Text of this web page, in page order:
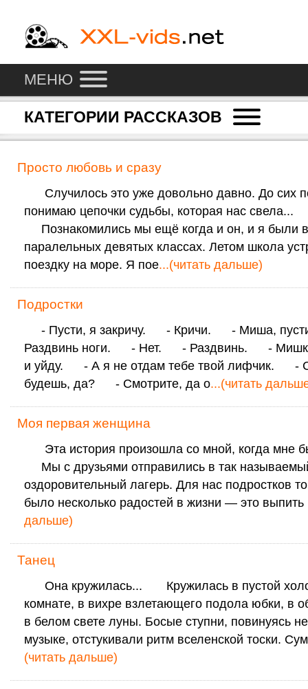
МЕНЮ
КАТЕГОРИИ РАССКАЗОВ
Просто любовь и сразу
Случилось это уже довольно давно. До сих
понимаю цепочки судьбы, которая нас свела...
Познакомились мы ещё когда и он, и я были в
паралельных девятых классах. Летом школа
поездку на море. Я пое...(читать дальше)
Подростки
- Пусти, я закричу. - Кричи. - Миша,
Раздвинь ноги. - Нет. - Раздвинь. -
и уйду. - А я не отдам тебе твой лифчик. -
будешь, да? - Смотрите, да о...(читать
Моя первая женщина
Эта история произошла со мной, когда мне
Мы с друзьями отправились в так
оздоровительный лагерь. Для нас подростков
было несколько радостей в жизни — это выпить
дальше)
Танец
Она кружилась... Кружилась в пустой
комнате, в вихре взлетающего подола юбки, в
в белом свете луны. Босые ступни, повинуясь
музыке, отстукивали ритм вселенской тоски.
(читать дальше)